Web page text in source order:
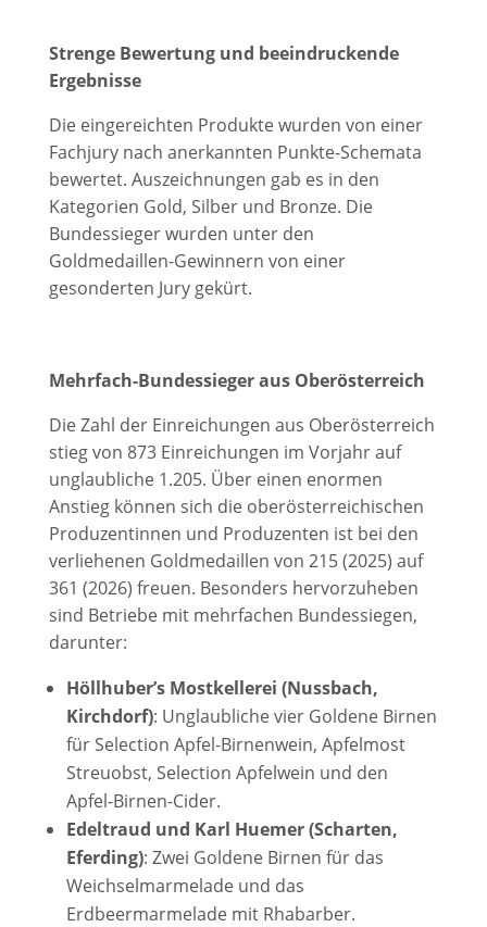
Strenge Bewertung und beeindruckende
Ergebnisse
Die eingereichten Produkte wurden von einer
Fachjury nach anerkannten Punkte-Schemata
bewertet. Auszeichnungen gab es in den
Kategorien Gold, Silber und Bronze. Die
Bundessieger wurden unter den
Goldmedaillen-Gewinnern von einer
gesonderten Jury gekürt.
Mehrfach-Bundessieger aus Oberösterreich
Die Zahl der Einreichungen aus Oberösterreich
stieg von 873 Einreichungen im Vorjahr auf
unglaubliche 1.205. Über einen enormen
Anstieg können sich die oberösterreichischen
Produzentinnen und Produzenten ist bei den
verliehenen Goldmedaillen von 215 (2025) auf
361 (2026) freuen. Besonders hervorzuheben
sind Betriebe mit mehrfachen Bundessiegen,
darunter:
Höllhuber’s Mostkellerei (Nussbach,
Kirchdorf): Unglaubliche vier Goldene Birnen
für Selection Apfel-Birnenwein, Apfelmost
Streuobst, Selection Apfelwein und den
Apfel-Birnen-Cider.
Edeltraud und Karl Huemer (Scharten,
Eferding): Zwei Goldene Birnen für das
Weichselmarmelade und das
Erdbeermarmelade mit Rhabarber.